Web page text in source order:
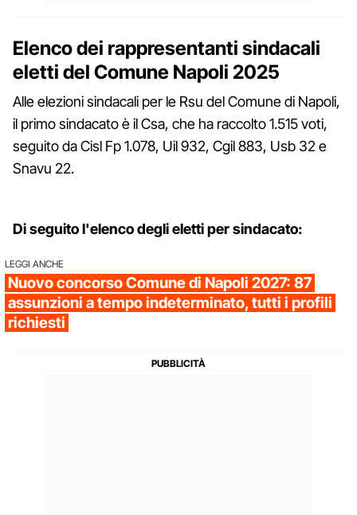
Elenco dei rappresentanti sindacali
eletti del Comune Napoli 2025
Alle elezioni sindacali per le Rsu del Comune di Napoli,
il primo sindacato è il Csa, che ha raccolto 1.515 voti,
seguito da Cisl Fp 1.078, Uil 932, Cgil 883, Usb 32 e
Snavu 22.
Di seguito l'elenco degli eletti per sindacato:
LEGGI ANCHE
Nuovo concorso Comune di Napoli 2027: 87
assunzioni a tempo indeterminato, tutti i profili
richiesti